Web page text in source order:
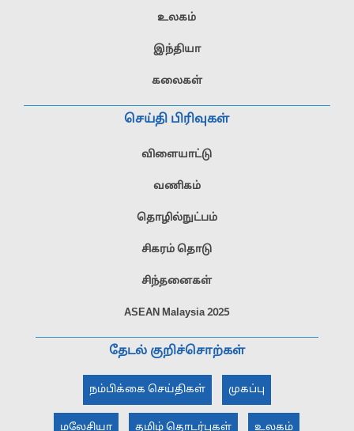
உலகம்
இந்தியா
கலைகள்
செய்தி பிரிவுகள்
விளையாட்டு
வணிகம்
தொழில்நுட்பம்
சிகரம் தொடு
சிந்தனைகள்
ASEAN Malaysia 2025
தேடல் குறிச்சொற்கள்
நம்பிக்கை செய்திகள் முகப்பு
மலேசியா தமிழ் தொடர்புகள் உலகம்